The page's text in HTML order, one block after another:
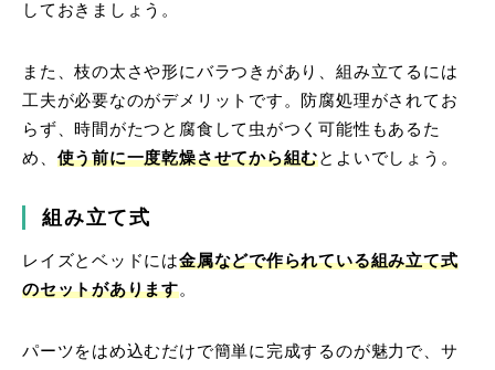
しておきましょう。
また、枝の太さや形にバラつきがあり、組み立てるには
工夫が必要なのがデメリットです。防腐処理がされてお
らず、時間がたつと腐食して虫がつく可能性もあるた
め、 使う前に一度乾燥させてから組むとよいでしょう。
組み立て式
レイズとベッドには金属などで作られている組み立て式
のセットがあります。
パーツをはめ込むだけで簡単に完成するのが魅力で、サ